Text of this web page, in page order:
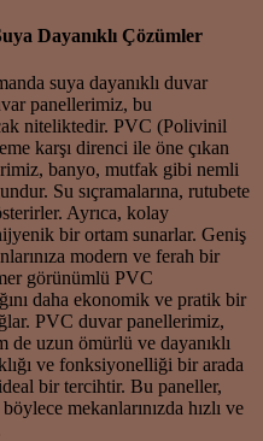
Dayanıklı Çözümler
suya dayanıklı duvar
panellerimiz, bu
niteliktedir. PVC (Polivinil
karşı direnci ile öne çıkan
banyo, mutfak gibi nemli
Su sıçramalarına, rutubete
Ayrıca, kolay
bir ortam sunarlar. Geniş
modern ve ferah bir
görünümlü PVC
daha ekonomik ve pratik bir
PVC duvar panellerimiz,
de uzun ömürlü ve dayanıklı
ve fonksiyonelliği bir arada
bir tercihtir. Bu paneller,
mekanlarınızda hızlı ve